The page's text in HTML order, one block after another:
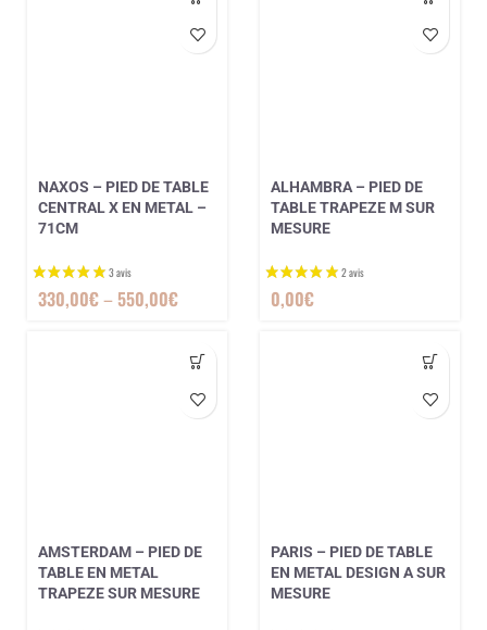
NAXOS – PIED DE TABLE
CENTRAL X EN METAL –
71CM
330,00€– 550,00€
ALHAMBRA – PIED DE
TABLE TRAPEZE M SUR
MESURE
0,00€
AMSTERDAM – PIED DE
TABLE EN METAL
TRAPEZE SUR MESURE
PARIS – PIED DE TABLE
EN METAL DESIGN A SUR
MESURE